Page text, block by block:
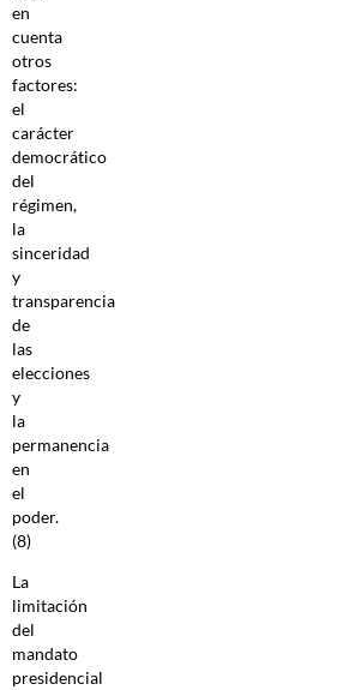
en
cuenta
otros
factores:
el
carácter
democrático
del
régimen,
la
sinceridad
y
transparencia
de
las
elecciones
y
la
permanencia
en
el
poder.
(8)
La
limitación
del
mandato
presidencial